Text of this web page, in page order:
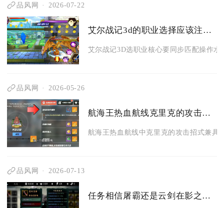
品风网 2026-07-22
艾尔战记3d的职业选择应该注意什么
艾尔战记3D选职业核心要同步匹配操作
品风网 2026-05-26
航海王热血航线克里克的攻击招式有何特点
航海王热血航线中克里克的攻击招式兼具
品风网 2026-07-13
任务相信屠霸还是云剑在影之刃3中如何选择